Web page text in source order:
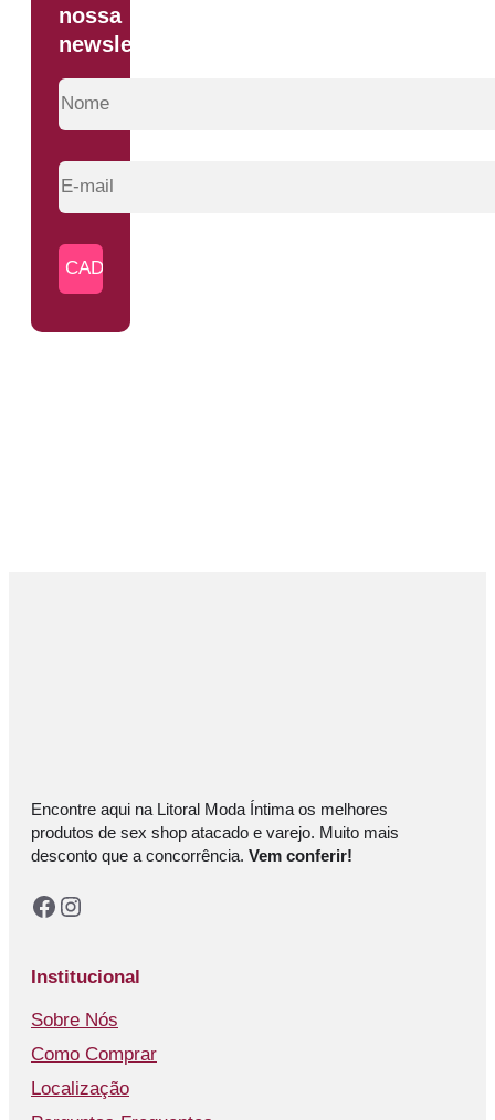
nossa
newsletter
Encontre aqui na Litoral Moda Íntima os melhores
produtos de sex shop atacado e varejo. Muito mais
desconto que a concorrência. Vem conferir!
Facebook
Instagram
Institucional
Sobre Nós
Como Comprar
Localização